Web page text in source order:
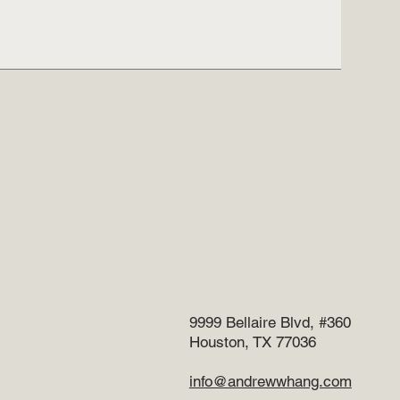
9999 Bellaire Blvd, #360
Houston, TX 77036
info@andrewwhang.com